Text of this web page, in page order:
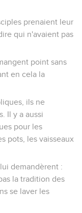
prenaient leur
qui n'avaient pas
point sans
en cela la
ils ne
Il y a aussi
pour les
pots, les vaisseaux
demandèrent :
la tradition des
se laver les